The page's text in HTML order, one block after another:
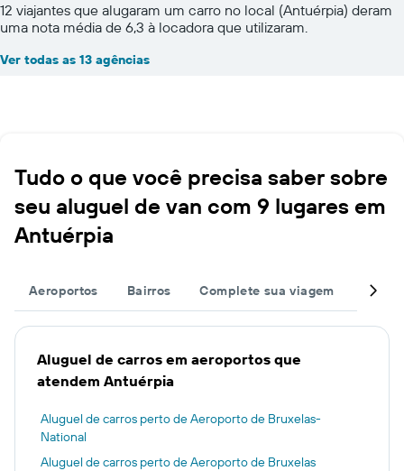
12 viajantes que alugaram um carro no local (Antuérpia) deram
uma nota média de 6,3 à locadora que utilizaram.
Ver todas as 13 agências
Tudo o que você precisa saber sobre
seu aluguel de van com 9 lugares em
Antuérpia
Aeroportos Bairros Complete sua viagem
Aluguel de carros em aeroportos que
atendem Antuérpia
Aluguel de carros perto de Aeroporto de Bruxelas-
National
Aluguel de carros perto de Aeroporto de Bruxelas